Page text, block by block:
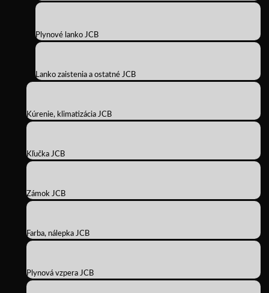
Plynové lanko JCB
Lanko zaistenia a ostatné JCB
Kúrenie, klimatizácia JCB
Kľučka JCB
Zámok JCB
Farba, nálepka JCB
Plynová vzpera JCB